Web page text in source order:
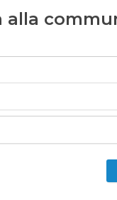
alla